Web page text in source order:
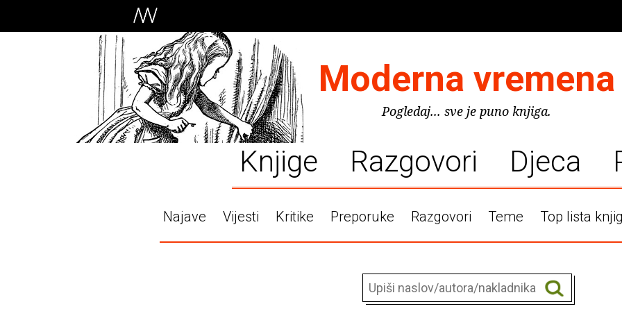
Moderna vremena
Pogledaj... sve je puno knjiga.
Knjige Razgovori Djeca
Najave Vijesti Kritike Preporuke Razgovori Teme Top lista